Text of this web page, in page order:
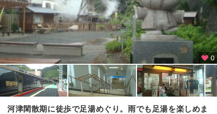
0
河津閑散期に徒歩で足湯めぐり。雨でも足湯を楽しめま